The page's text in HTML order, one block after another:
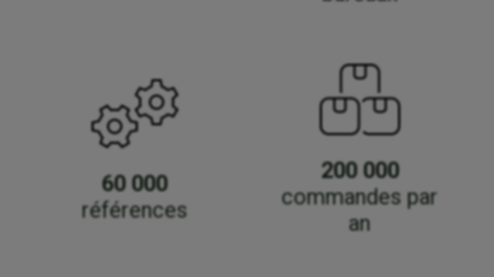
60 000
références
200 000
commandes par
an